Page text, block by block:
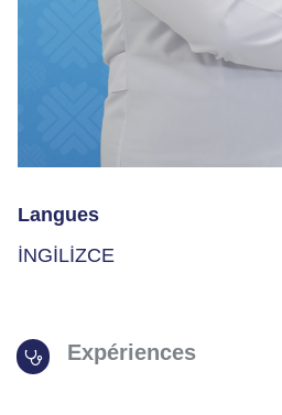
Langues
İNGİLİZCE
Expériences